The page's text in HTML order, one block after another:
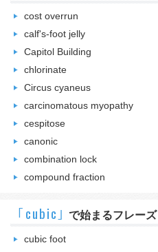
cost overrun
calf's-foot jelly
Capitol Building
chlorinate
Circus cyaneus
carcinomatous myopathy
cespitose
canonic
combination lock
compound fraction
｢cubic｣ で始まるフレーズ
cubic foot